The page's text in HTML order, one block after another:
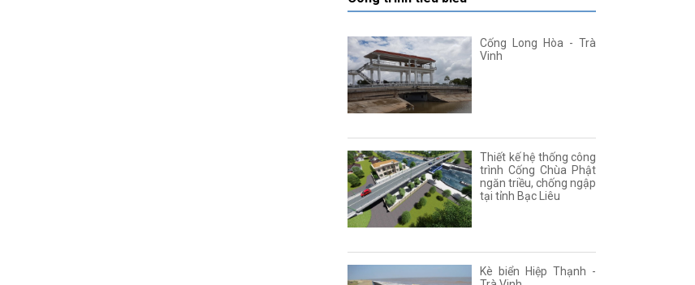
Cống Long Hòa - Trà
Vinh
Thiết kế hệ thống công
trình Cống Chùa Phật
ngăn triều, chống ngập
tại tỉnh Bạc Liêu
Kè biển Hiệp Thạnh -